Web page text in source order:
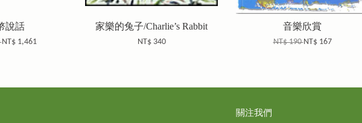
說話
NT$ 1,461
家樂的兔子/Charlie’s Rabbit
NT$ 340
音樂欣賞
NT$ 190NT$ 167
關注我們